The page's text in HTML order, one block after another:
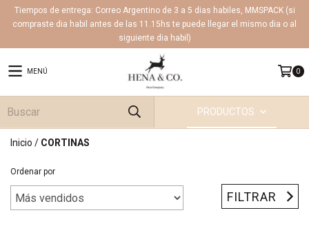
Tiempos de entrega: Correo Argentino de 3 a 5 dias habiles, MMSPACK (si
compraste dia habil antes de las 11.15hs te puede llegar el mismo dia o al
siguiente dia habil)
MENÚ 0
PRODUCTOS
Inicio / CORTINAS
Ordenar por
FILTRAR